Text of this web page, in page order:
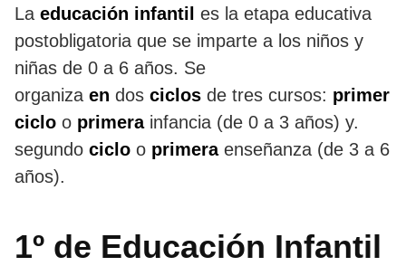
La educación infantil es la etapa educativa
postobligatoria que se imparte a los niños y
niñas de 0 a 6 años. Se
organiza en dos ciclos de tres cursos: primer
ciclo o primerainfancia (de 0 a 3 años) y.
segundo ciclo o primeraenseñanza (de 3 a 6
años).
1º de Educación Infantil